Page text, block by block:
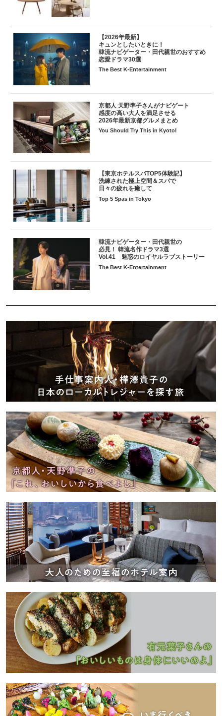
【2026年最新】
キュンとしたいときに！
韓流ナビゲーター・田代親世のおすすめ
恋愛ドラマ30選
The Best K-Entertainment
京都人 天野準子さんがナビゲート
感度の高い大人を満足させる
2026年最新京都グルメまとめ
You Should Try This in Kyoto!
【東京ホテルスパTOP5体験記】
洗練された極上空間＆スパで
日々の疲れを癒して
Top 5 Spas in Tokyo
韓流ナビゲーター・田代親世の
必見！ 韓流名作ドラマ3選
Vol.41 魅惑のロイヤルラブストーリー
The Best K-Entertainment